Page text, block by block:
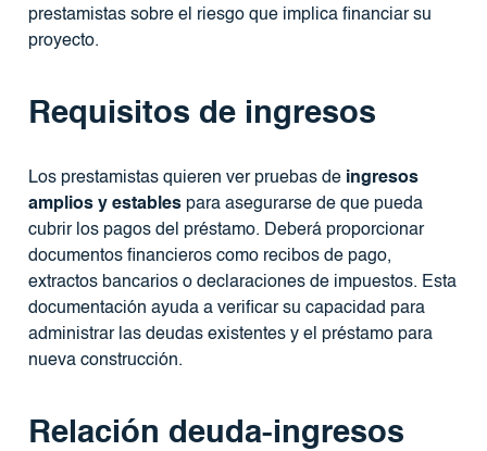
prestamistas sobre el riesgo que implica financiar su
proyecto.
Requisitos de ingresos
Los prestamistas quieren ver pruebas de ingresos
amplios y establespara asegurarse de que pueda
cubrir los pagos del préstamo. Deberá proporcionar
documentos financieros como recibos de pago,
extractos bancarios o declaraciones de impuestos. Esta
documentación ayuda a verificar su capacidad para
administrar las deudas existentes y el préstamo para
nueva construcción.
Relación deuda-ingresos